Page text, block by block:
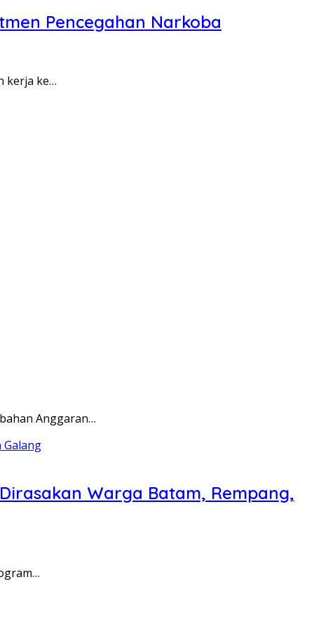
Pencegahan Narkoba
kerja ke…
Anggaran…
Warga Batam, Rempang,